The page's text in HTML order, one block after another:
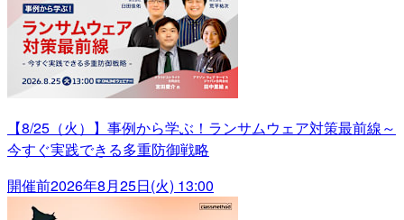
【8/25（火）】事例から学ぶ！ランサムウェア対策最前線～
今すぐ実践できる多重防御戦略
開催前2026年8月25日(火) 13:00